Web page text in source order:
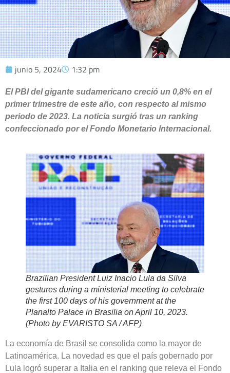
junio 5, 2024 1:32 pm
El PBI del gigante sudamericano creció un 0,8% en el
primer trimestre de este año, con respecto al mismo
periodo de 2023. La noticia surgió tras un ranking
confeccionado por el Fondo Monetario Internacional.
Brazilian President Luiz Inacio Lula da Silva
gestures during a ministerial meeting to celebrate
the first 100 days of his government at the
Planalto Palace in Brasilia on April 10, 2023.
(Photo by EVARISTO SA / AFP)
La economía de Brasil se consolida como la mayor de
Latinoamérica. La novedad es que el país gobernado por
Lula logró superar a Italia en el ranking que releva el Fondo